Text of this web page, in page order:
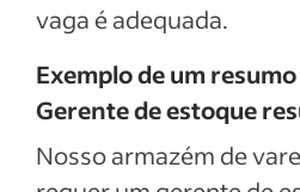
vaga é adequada.
Exemplo de um
Gerente de estoque
Nosso armazém de